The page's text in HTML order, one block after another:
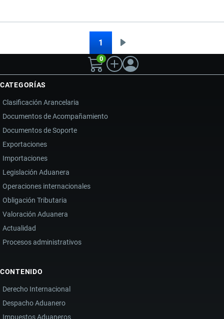
ECUADOR
EL
Y
LA
VIOLENCIA
DEL
NARCOTRÁFICO
TRANSNACIONAL
1
página
0
CATEGORÍAS
Clasificación Arancelaria
Documentos de Acompañamiento
Documentos de Soporte
Exportaciones
Importaciones
Legislación Aduanera
Operaciones internacionales
Obligación Tributaria
Valoración Aduanera
Actualidad
Procesos administrativos
CONTENIDO
Derecho Internacional
Despacho Aduanero
Impuestos Aduaneros